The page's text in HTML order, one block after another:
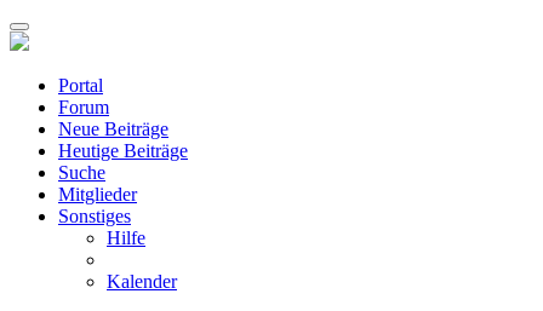
Portal
Forum
Neue Beiträge
Heutige Beiträge
Suche
Mitglieder
Sonstiges
Hilfe
Kalender